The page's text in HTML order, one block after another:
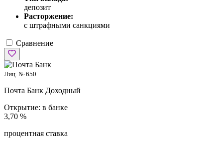
депозит
Расторжение:
с штрафными санкциями
Сравнение
Лиц. № 650
Почта Банк Доходный
Открытие: в банке
3,70 %
процентная ставка